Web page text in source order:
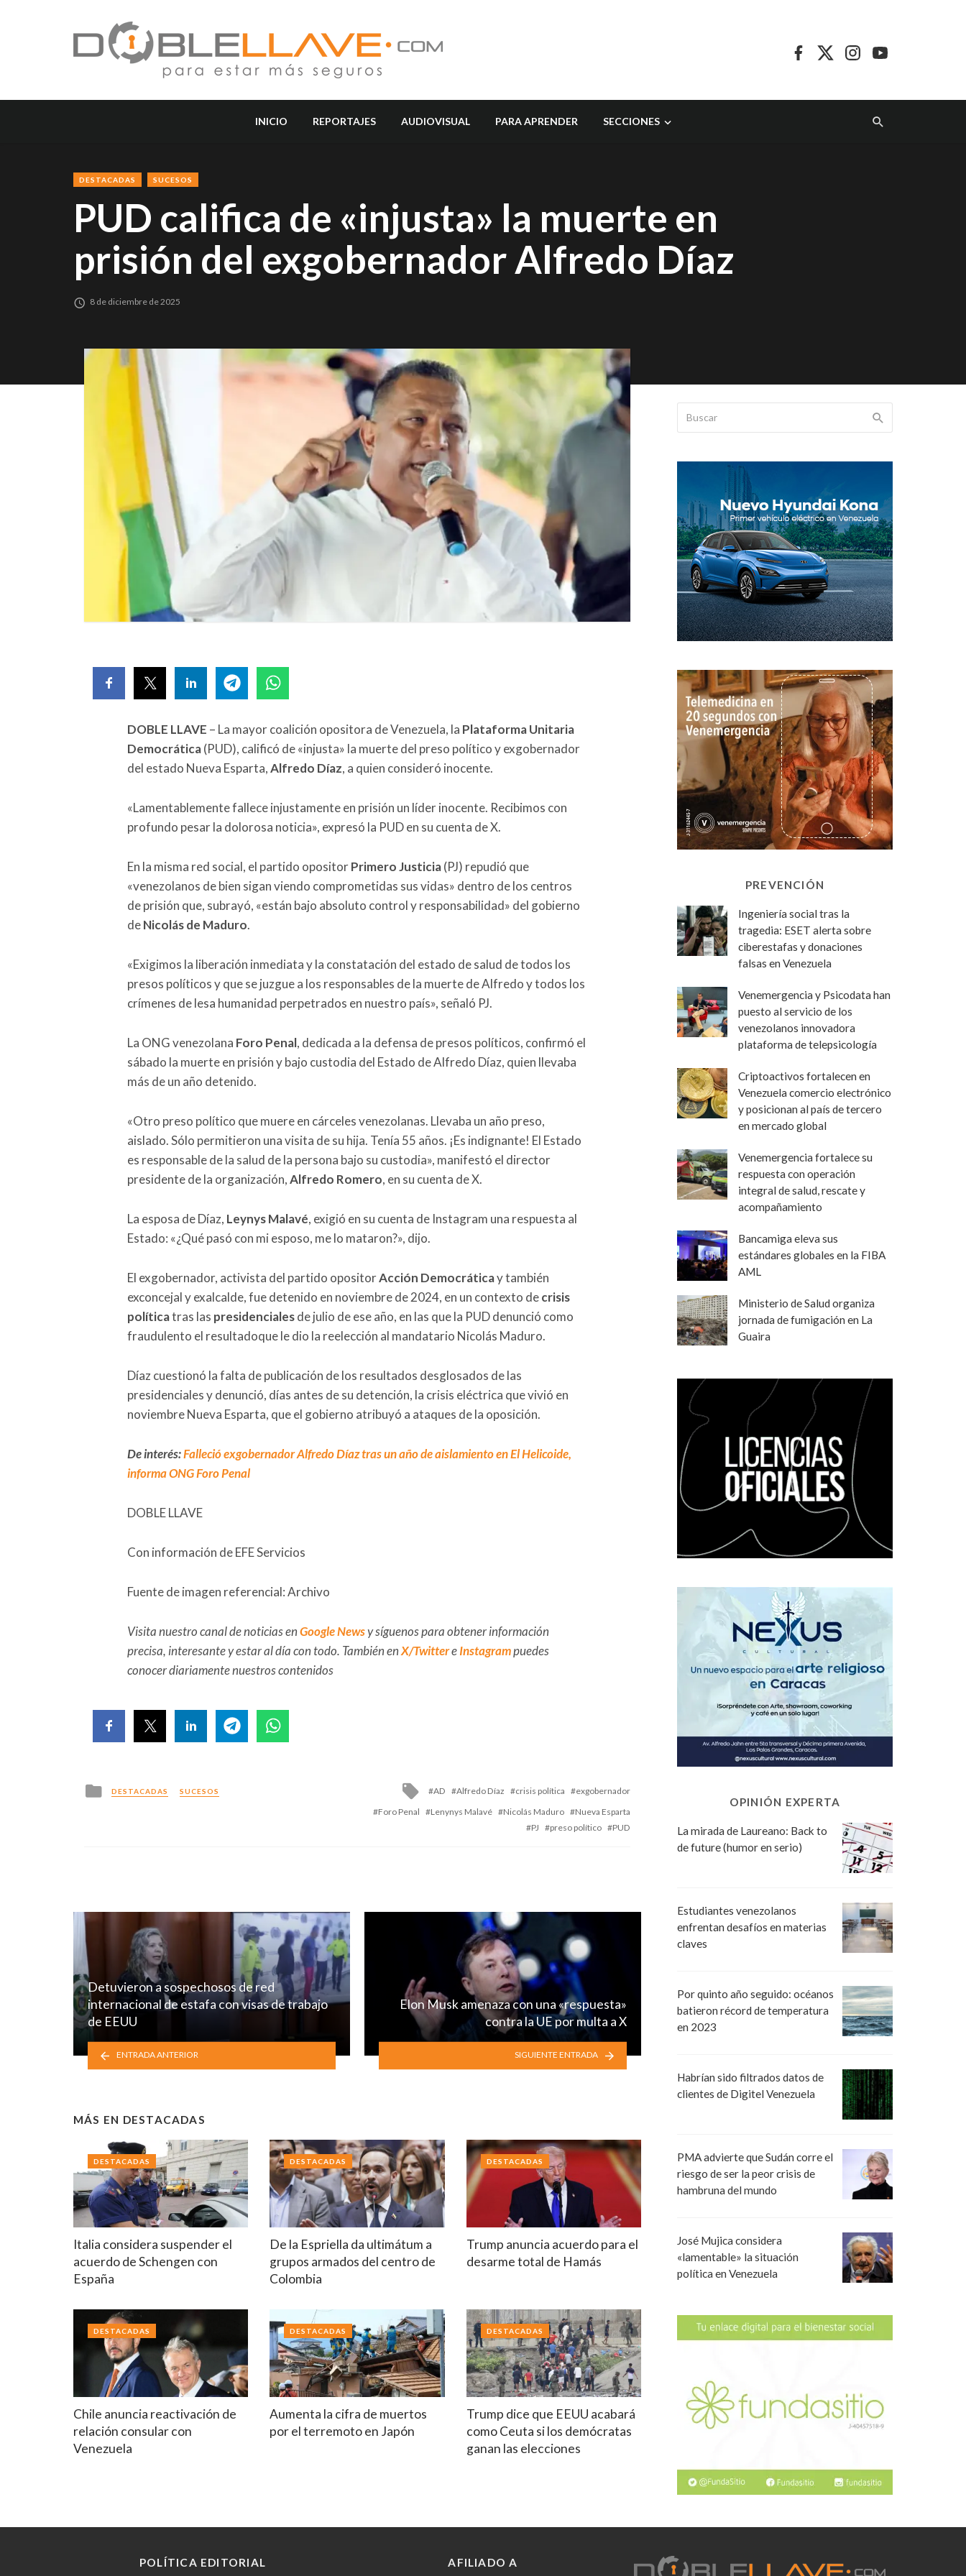
INICIO REPORTAJES AUDIOVISUAL PARA APRENDER SECCIONES
DESTACADAS SUCESOS
PUD califica de «injusta» la muerte en
prisión del exgobernador Alfredo Díaz
8 de diciembre de 2025
DOBLE LLAVE – La mayor coalición opositora de Venezuela, la Plataforma Unitaria
Democrática(PUD), calificó de «injusta» la muerte del preso político y exgobernador
del estado Nueva Esparta,Alfredo Díaz, a quien consideró inocente.
«Lamentablemente fallece injustamente en prisión un líder inocente. Recibimos con
profundo pesar la dolorosa noticia», expresó la PUD en su cuenta de X.
En la misma red social, el partido opositorPrimero Justicia(PJ) repudió que
«venezolanos de bien sigan viendo comprometidas sus vidas» dentro de los centros
de prisión que, subrayó, «están bajo absoluto control y responsabilidad» del gobierno
deNicolás de Maduro.
«Exigimos la liberación inmediata y la constatación del estado de salud de todos los
presos políticos y que se juzgue a los responsables de la muerte de Alfredo y todos los
crímenes de lesa humanidad perpetrados en nuestro país», señaló PJ.
La ONG venezolana Foro Penal, dedicada a la defensa de presos políticos, confirmó el
sábado la muerte en prisión y bajo custodia del Estado de Alfredo Díaz, quien llevaba
más de un año detenido.
«Otro preso político que muere en cárceles venezolanas. Llevaba un año preso,
aislado. Sólo permitieron una visita de su hija. Tenía 55 años. ¡Es indignante! El Estado
es responsable de la salud de la persona bajo su custodia», manifestó el director
presidente de la organización,Alfredo Romero, en su cuenta de X.
La esposa de Díaz, Leynys Malavé, exigió en su cuenta de Instagram una respuesta al
Estado: «¿Qué pasó con mi esposo, me lo mataron?», dijo.
El exgobernador, activista del partido opositorAcción Democráticay también
exconcejal y exalcalde, fue detenido en noviembre de 2024, en un contexto decrisis
políticatras las presidencialesde julio de ese año, en las que la PUD denunció como
fraudulento el resultadoque le dio la reelección al mandatario Nicolás Maduro.
Díaz cuestionó la falta de publicación de los resultados desglosados de las
presidenciales y denunció, días antes de su detención, la crisis eléctrica que vivió en
noviembre Nueva Esparta, que el gobierno atribuyó a ataques de la oposición.
De interés:Falleció exgobernador Alfredo Díaz tras un año de aislamiento en El Helicoide,
informa ONG Foro Penal
DOBLE LLAVE
Con información de EFE Servicios
Fuente de imagen referencial: Archivo
Visita nuestro canal de noticias enGoogle Newsy síguenos para obtener información
precisa, interesante y estar al día con todo. También enX/TwittereInstagrampuedes
conocer diariamente nuestros contenidos
Posted
in
DESTACADAS SUCESOS
Tagged
with
AD Alfredo Díaz crisis política
exgobernador
Foro Penal
Lenynys Malavé Nicolás Maduro
Nueva Esparta
PJ
preso político PUD
Detuvieron a sospechosos de red
internacional de estafa con visas de trabajo
de EEUU
ENTRADA ANTERIOR
Elon Musk amenaza con una «respuesta»
contra la UE por multa a X
SIGUIENTE ENTRADA
MÁS EN DESTACADAS
Italia considera suspender el
acuerdo de Schengen con
España
DESTACADAS
De la Espriella da ultimátum a
grupos armados del centro de
Colombia
DESTACADAS
Trump anuncia acuerdo para el
desarme total de Hamás
DESTACADAS
Chile anuncia reactivación de
relación consular con
Venezuela
DESTACADAS
Aumenta la cifra de muertos
por el terremoto en Japón
DESTACADAS
Trump dice que EEUU acabará
como Ceuta si los demócratas
ganan las elecciones
DESTACADAS
PREVENCIÓN
Ingeniería social tras la
tragedia: ESET alerta sobre
ciberestafas y donaciones
falsas en Venezuela
Venemergencia y Psicodata han
puesto al servicio de los
venezolanos innovadora
plataforma de telepsicología
Criptoactivos fortalecen en
Venezuela comercio electrónico
y posicionan al país de tercero
en mercado global
Venemergencia fortalece su
respuesta con operación
integral de salud, rescate y
acompañamiento
Bancamiga eleva sus
estándares globales en la FIBA
AML
Ministerio de Salud organiza
jornada de fumigación en La
Guaira
OPINIÓN EXPERTA
La mirada de Laureano: Back to
de future (humor en serio)
Estudiantes venezolanos
enfrentan desafíos en materias
claves
Por quinto año seguido: océanos
batieron récord de temperatura
en 2023
Habrían sido filtrados datos de
clientes de Digitel Venezuela
PMA advierte que Sudán corre el
riesgo de ser la peor crisis de
hambruna del mundo
José Mujica considera
«lamentable» la situación
política en Venezuela
POLÍTICA EDITORIAL AFILIADO A